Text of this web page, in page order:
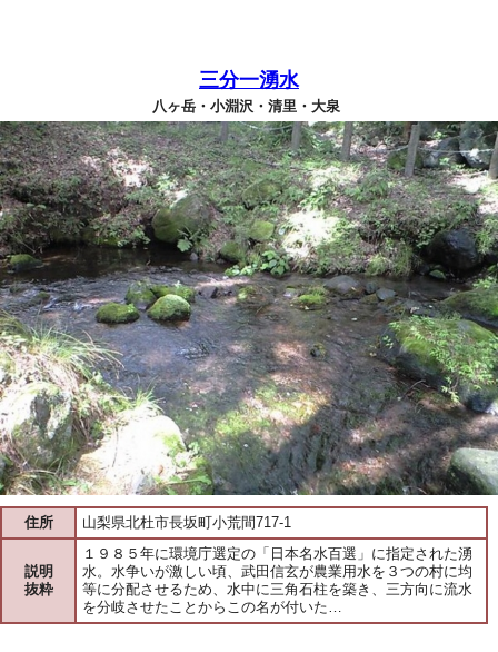
三分一湧水
八ヶ岳・小淵沢・清里・大泉
住所 山梨県北杜市長坂町小荒間717-1
説明
抜粋
１９８５年に環境庁選定の「日本名水百選」に指定された湧
水。水争いが激しい頃、武田信玄が農業用水を３つの村に均
等に分配させるため、水中に三角石柱を築き、三方向に流水
を分岐させたことからこの名が付いた…